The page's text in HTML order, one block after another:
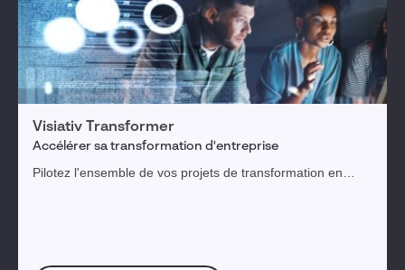
Visiativ Transformer
Accélérer sa transformation d'entreprise
Pilotez l'ensemble de vos projets de transformation en